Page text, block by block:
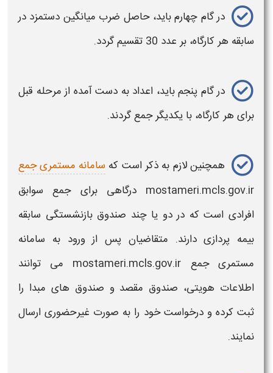
در گام چهارم باید، حاصل ضرب میانگین دستمزد در
سابقه هر کارگاه، بر عدد 30 تقسیم گردد.
در گام پنجم باید، اعداد به دست آمده از مرحله قبل
برای هر کارگاه، با یکدیگر جمع گردند.
همچنین لازم به ذکر است که سامانه مستمری جمع
mostameri.mcls.gov.ir درگاهی برای جمع سوابق
افرادی است که در دو یا چند صندوق بازنشستگی سابقه
بیمه پردازی دارند. متقاضیان پس از ورود به سامانه
مستمری جمع mostameri.mcls.gov.ir می توانند
اطلاعات هویتی، صندوق مقصد و صندوق های مبدا را
ثبت کرده و درخواست خود را به صورت غیرحضوری ارسال
نمایند.